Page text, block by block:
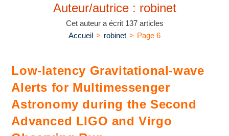
Auteur/autrice : robinet
Cet auteur a écrit 137 articles
Accueil > robinet > Page 6
Low-latency Gravitational-wave
Alerts for Multimessenger
Astronomy during the Second
Advanced LIGO and Virgo